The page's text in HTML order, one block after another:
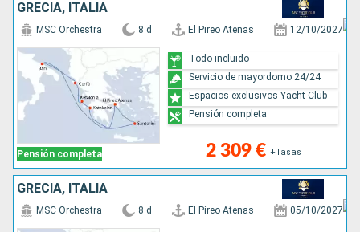
GRECIA, ITALIA
Pensión completa
MSC Orchestra 8 d El Pireo Atenas 12/10/2027
2 309 € +Tasas
Todo incluido
Servicio de mayordomo 24/24
Espacios exclusivos Yacht Club
Pensión completa
GRECIA, ITALIA
MSC Orchestra 8 d El Pireo Atenas 05/10/2027